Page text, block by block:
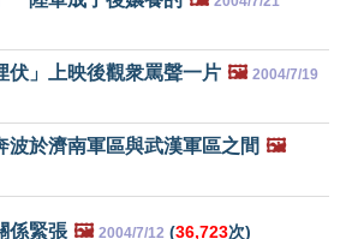
伏」上映後觀衆罵聲一片 🖼️ 2004/7/19
波於濟南軍區與武漢軍區之間 🖼️
係緊張 🖼️ 2004/7/12 (36,723次)